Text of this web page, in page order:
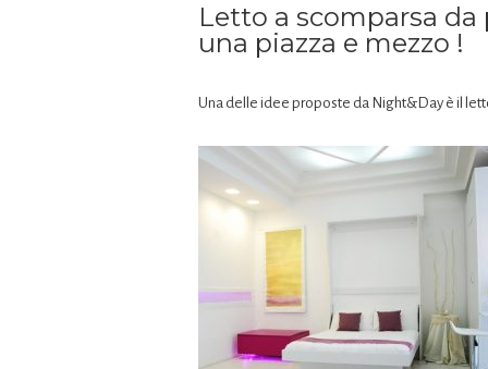
Letto a scomparsa
una piazza e mezzo !
Una delle idee proposte da Night&Day è il